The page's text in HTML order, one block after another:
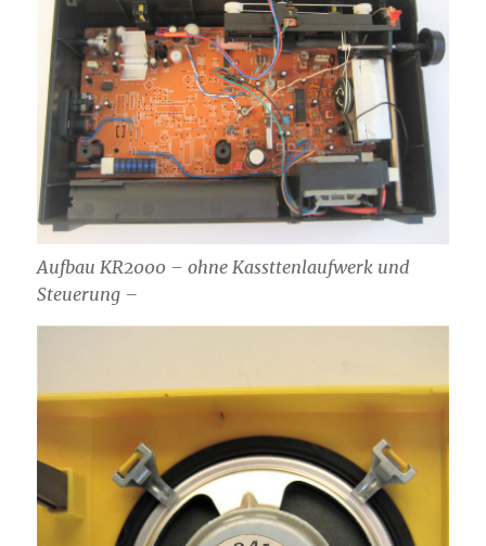
Aufbau KR2000 – ohne Kassttenlaufwerk und
Steuerung –